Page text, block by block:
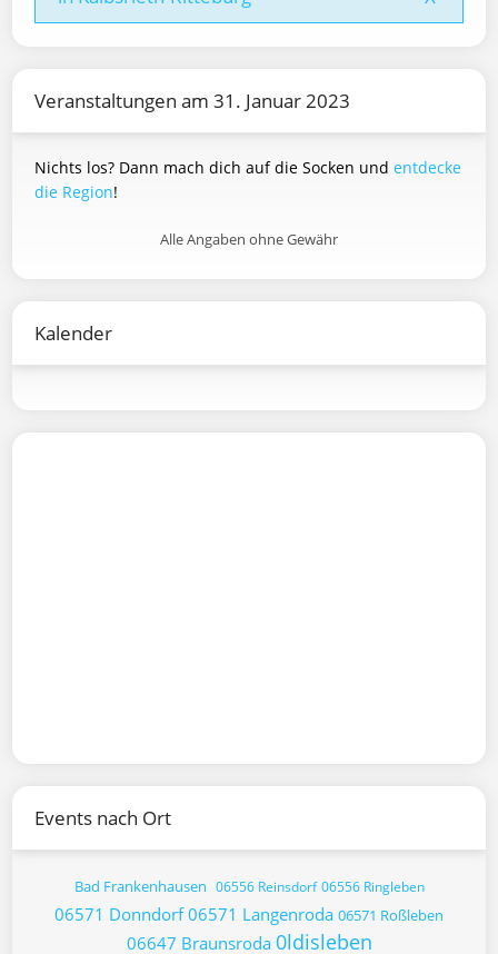
Veranstaltungen am 31. Januar 2023
Nichts los? Dann mach dich auf die Socken und entdecke
die Region!
Alle Angaben ohne Gewähr
Kalender
Events nach Ort
Bad Frankenhausen 06556 Reinsdorf 06556 Ringleben
06571 Donndorf 06571 Langenroda 06571 Roßleben
06647 Braunsroda 0ldisleben